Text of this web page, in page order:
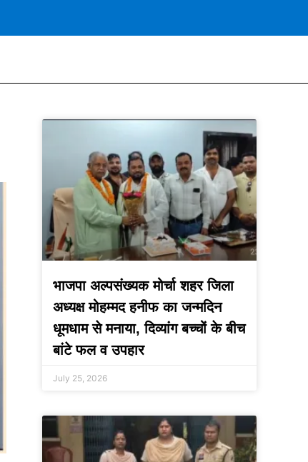
भाजपा अल्पसंख्यक मोर्चा शहर जिला
अध्यक्ष मोहम्मद हनीफ का जन्मदिन
धूमधाम से मनाया, दिव्यांग बच्चों के बीच
बांटे फल व उपहार
July 25, 2026